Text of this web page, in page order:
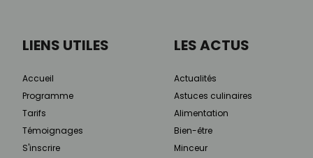
LIENS UTILES
Accueil
Programme
Tarifs
Témoignages
S'inscrire
LES ACTUS
Actualités
Astuces culinaires
Alimentation
Bien-être
Minceur